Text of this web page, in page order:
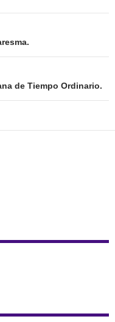
de Tiempo Ordinario.